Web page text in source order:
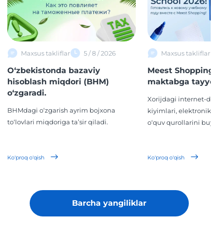
Maxsus takliflar 5 / 8 / 2026
O‘zbekistonda bazaviy
hisoblash miqdori (BHM)
o‘zgaradi.
BHMdagi o‘zgarish ayrim bojxona
to‘lovlari miqdoriga ta’sir qiladi.
Ko'proq o'qish
Maxsus takliflar
Meest Shopping
maktabga
Xorijdagi internet-
kiyimlari, elektronika,
o‘quv qurollarini
Ko'proq o'qish
Barcha yangiliklar